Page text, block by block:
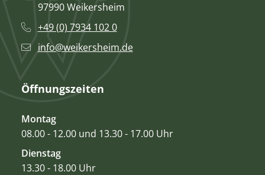
97990 Weikersheim
+49 (0) 7934 102 0
info@weikersheim.de
Öffnungszeiten
Montag
08.00 - 12.00 und 13.30 - 17.00 Uhr
Dienstag
13.30 - 18.00 Uhr